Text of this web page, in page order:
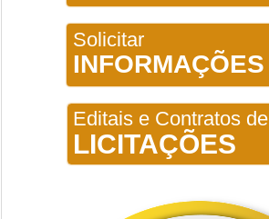
Solicitar
INFORMAÇÕES
Editais e Contratos de
LICITAÇÕES